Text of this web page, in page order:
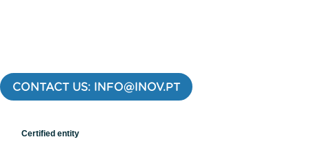
CONTACT US: INFO@INOV.PT
Certified entity